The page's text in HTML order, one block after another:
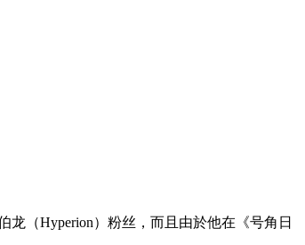
（Hyperion）粉丝，而且由於他在《号角日